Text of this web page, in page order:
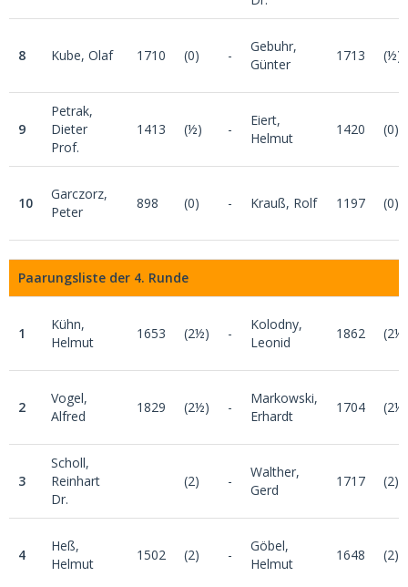
8 Kube, Olaf 1710 (0) -
Gebuhr,
Günter
1713 (½)
9
Petrak,
Dieter
Prof.
1413 (½) -
Eiert,
Helmut
1420 (0)
10
Garczorz,
Peter
898 (0) - Krauß, Rolf 1197 (0)
Paarungsliste der 4. Runde
1
Kühn,
Helmut
1653 (2½) -
Kolodny,
Leonid
1862 (2½)
2
Vogel,
Alfred
1829 (2½) -
Markowski,
Erhardt
1704 (2½)
3
Scholl,
Reinhart
Dr.
(2) -
Walther,
Gerd
1717 (2)
4
Heß,
Helmut
1502 (2) -
Göbel,
Helmut
1648 (2)